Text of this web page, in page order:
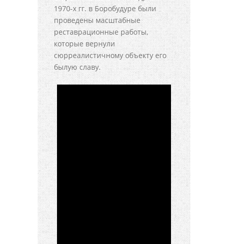
1970-х гг. в Боробудуре были
проведены масштабные
реставрационные работы,
которые вернули
сюрреалистичному объекту его
былую славу.